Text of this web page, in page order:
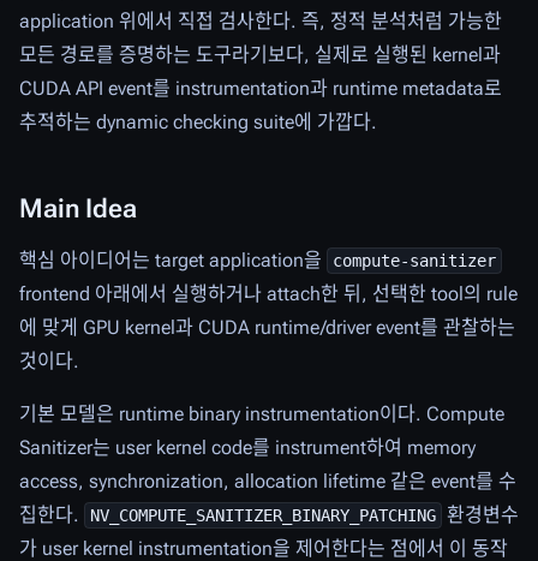
application 위에서 직접 검사한다. 즉, 정적 분석처럼 가능한
모든 경로를 증명하는 도구라기보다, 실제로 실행된 kernel과
CUDA API event를 instrumentation과 runtime metadata로
추적하는 dynamic checking suite에 가깝다.
Main Idea
핵심 아이디어는 target application을 compute-sanitizer
frontend 아래에서 실행하거나 attach한 뒤, 선택한 tool의 rule
에 맞게 GPU kernel과 CUDA runtime/driver event를 관찰하는
것이다.
기본 모델은 runtime binary instrumentation이다. Compute
Sanitizer는 user kernel code를 instrument하여 memory
access, synchronization, allocation lifetime 같은 event를 수
집한다.
NV_COMPUTE_SANITIZER_BINARY_PATCHING 환경변수
가 user kernel instrumentation을 제어한다는 점에서 이 동작